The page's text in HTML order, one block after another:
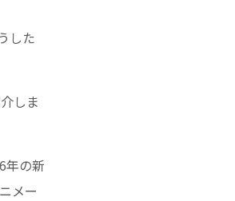
した
しま
年の新
メー